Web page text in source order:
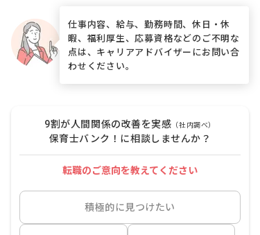
仕事内容、給与、勤務時間、休日・休
暇、福利厚生、応募資格などのご不明な
点は、キャリアアドバイザーにお問い合
わせください。
9割が人間関係の改善を実感 （社内調べ）
保育士バンク！に相談しませんか？
転職のご意向を教えてください
積極的に見つけたい